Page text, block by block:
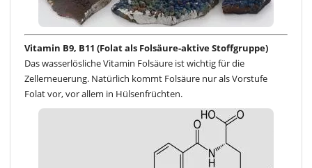
Vitamin B9, B11 (Folat als Folsäure-aktive Stoffgruppe)
Das wasserlösliche Vitamin Folsäure ist wichtig für die
Zellerneuerung. Natürlich kommt Folsäure nur als Vorstufe
Folat vor, vor allem in Hülsenfrüchten.